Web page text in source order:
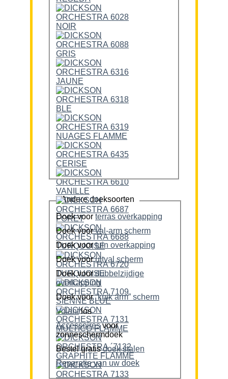
Andere doeksoorten
Doek voor terras overkapping
Doek voor
val-arm scherm
Doek voor
tuin overkapping
Doek voor
uitval scherm
Doek voordubbelzijdige
overkapping
Doek voor
“knik arm” scherm
Volantlos
Accessoiresvoor
zonneschermdoek
Bestel gratis doek stalen
Reparatie van uw doek